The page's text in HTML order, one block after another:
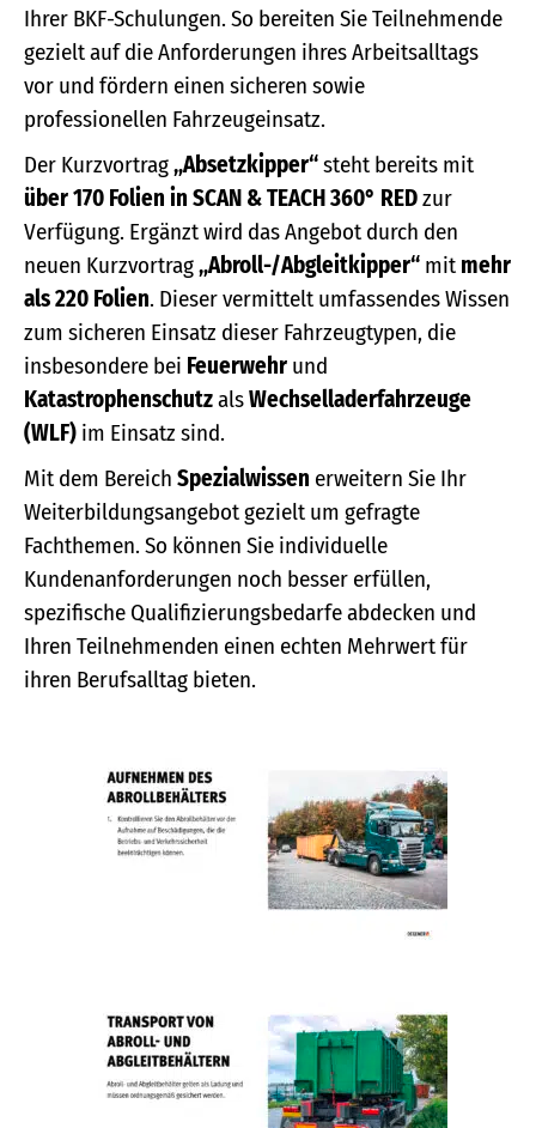
Ihrer BKF-Schulungen. So bereiten Sie Teilnehmende
gezielt auf die Anforderungen ihres Arbeitsalltags
vor und fördern einen sicheren sowie
professionellen Fahrzeugeinsatz.
Der Kurzvortrag„Absetzkipper“steht bereits mit
über 170 Folien in SCAN & TEACH 360° REDzur
Verfügung. Ergänzt wird das Angebot durch den
neuen Kurzvortrag„Abroll-/Abgleitkipper“ mit mehr
als 220 Folien. Dieser vermittelt umfassendes Wissen
zum sicheren Einsatz dieser Fahrzeugtypen, die
insbesondere bei Feuerwehr und
KatastrophenschutzalsWechselladerfahrzeuge
(WLF) im Einsatz sind.
Mit dem Bereich Spezialwissen erweitern Sie Ihr
Weiterbildungsangebot gezielt um gefragte
Fachthemen. So können Sie individuelle
Kundenanforderungen noch besser erfüllen,
spezifische Qualifizierungsbedarfe abdecken und
Ihren Teilnehmenden einen echten Mehrwert für
ihren Berufsalltag bieten.